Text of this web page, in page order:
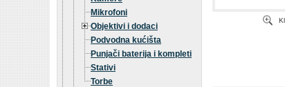
Mikrofoni
Objektivi i dodaci
Podvodna kućišta
Punjači baterija i kompleti
Stativi
Torbe